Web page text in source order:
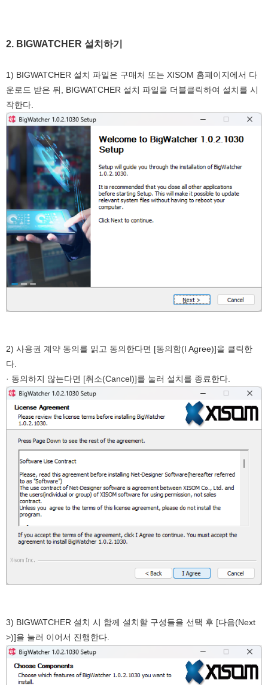
2. BIGWATCHER 설치하기
1) BIGWATCHER 설치 파일은 구매처 또는 XISOM 홈페이지에서 다
운로드 받은 뒤, BIGWATCHER 설치 파일을 더블클릭하여 설치를 시
작한다.
2) 사용권 계약 동의를 읽고 동의한다면 [동의함(I Agree)]을 클릭한
다.
· 동의하지 않는다면 [취소(Cancel)]를 눌러 설치를 종료한다.
3) BIGWATCHER 설치 시 함께 설치할 구성들을 선택 후 [다음(Next
>)]을 눌러 이어서 진행한다.